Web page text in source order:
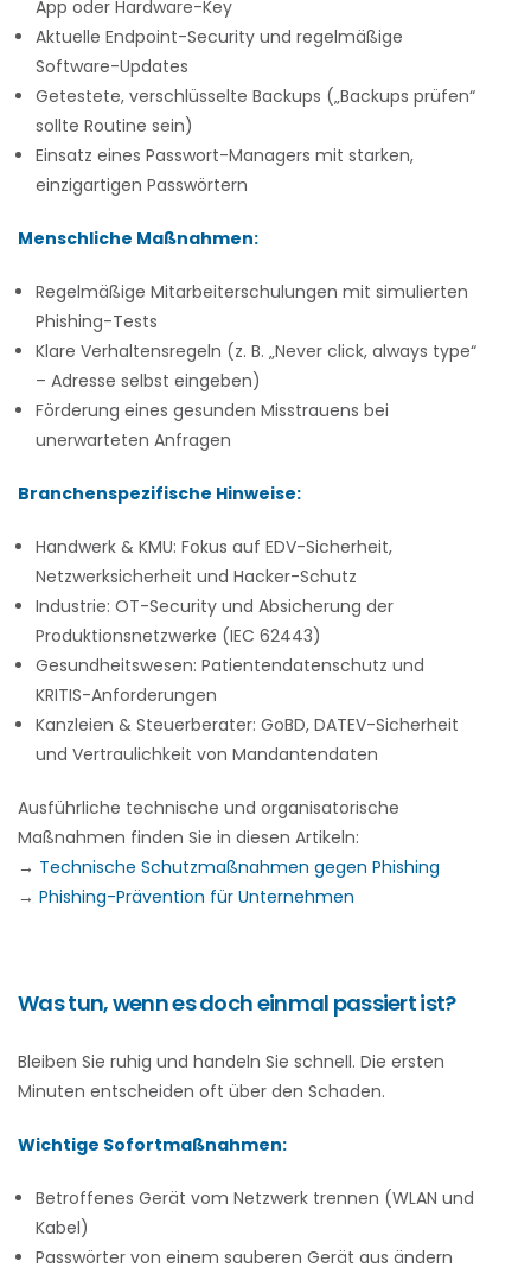
App oder Hardware-Key
Aktuelle Endpoint-Security und regelmäßige
Software-Updates
Getestete, verschlüsselte Backups („Backups prüfen“
sollte Routine sein)
Einsatz eines Passwort-Managers mit starken,
einzigartigen Passwörtern
Menschliche Maßnahmen:
Regelmäßige Mitarbeiterschulungen mit simulierten
Phishing-Tests
Klare Verhaltensregeln (z. B. „Never click, always type“
– Adresse selbst eingeben)
Förderung eines gesunden Misstrauens bei
unerwarteten Anfragen
Branchenspezifische Hinweise:
Handwerk & KMU: Fokus auf EDV-Sicherheit,
Netzwerksicherheit und Hacker-Schutz
Industrie: OT-Security und Absicherung der
Produktionsnetzwerke (IEC 62443)
Gesundheitswesen: Patientendatenschutz und
KRITIS-Anforderungen
Kanzleien & Steuerberater: GoBD, DATEV-Sicherheit
und Vertraulichkeit von Mandantendaten
Ausführliche technische und organisatorische
Maßnahmen finden Sie in diesen Artikeln:
→ Technische Schutzmaßnahmen gegen Phishing
→ Phishing-Prävention für Unternehmen
Was tun, wenn es doch einmal passiert ist?
Bleiben Sie ruhig und handeln Sie schnell. Die ersten
Minuten entscheiden oft über den Schaden.
Wichtige Sofortmaßnahmen:
Betroffenes Gerät vom Netzwerk trennen (WLAN und
Kabel)
Passwörter von einem sauberen Gerät aus ändern